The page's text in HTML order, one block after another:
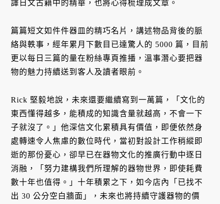
譯日文古籍中的精華，也將心得梳理成文章。
篇篇短文如件件器皿的精巧名片，講述物品背後的脈
絡與軼事，經年累月下數目已達驚人的 5000 篇，目前
更以每日三篇的量在粉絲專頁推播，溫事潛心要把器
物的魅力持續送到客人及讀者眼前。
Rick 堅毅地說，未來還要繼續寫到一萬篇，「文化的
東西懂得越多，能積成的知識含量就越高，不會一下
子就沒了。」他深信文化累積具有價值，即便依然身
處轉速令人焦慮的數位時代，當初對設計工作稍縱即
逝的那份憂心，卻早已在器物文化的推廣行動中逐日
消融，「努力建構我們所理解的器物世界，即使耗費
數十年也值得。」十年積累之下，如今店內「已找不
出 30 公分空白牆面」，未來也將持續守護器物的價